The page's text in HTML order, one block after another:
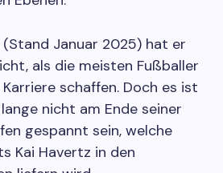
Januar 2025) hat er
als die meisten Fußballer
schaffen. Doch es ist
nicht am Ende seiner
gespannt sein, welche
Kai Havertz in den